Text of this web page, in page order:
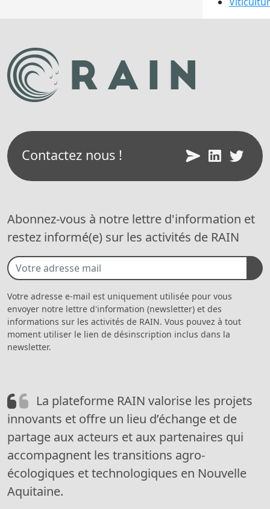
Contactez nous !
Abonnez-vous à notre lettre d'information et
restez informé(e) sur les activités de RAIN
Votre adresse e-mail est uniquement utilisée pour vous
envoyer notre lettre d'information (newsletter) et des
informations sur les activités de RAIN. Vous pouvez à tout
moment utiliser le lien de désinscription inclus dans la
newsletter.
La plateforme RAIN valorise les projets
innovants et offre un lieu d’échange et de
partage aux acteurs et aux partenaires qui
accompagnent les transitions agro-
écologiques et technologiques en Nouvelle
Aquitaine.